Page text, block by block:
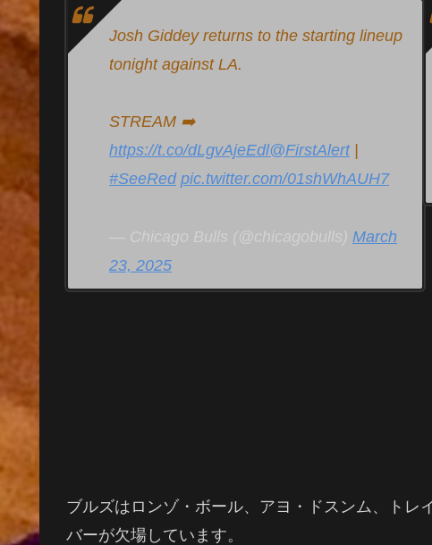
Josh Giddey returns to the starting lineup
tonight against LA.
STREAM ➡️
https://t.co/dLgvAjeEdl@FirstAlert|
#SeeRed pic.twitter.com/01shWhAUH7
— Chicago Bulls (@chicagobulls) March
23, 2025
ブルズはロンゾ・ボール、アヨ・ドスンム、トレ
バーが欠場しています。